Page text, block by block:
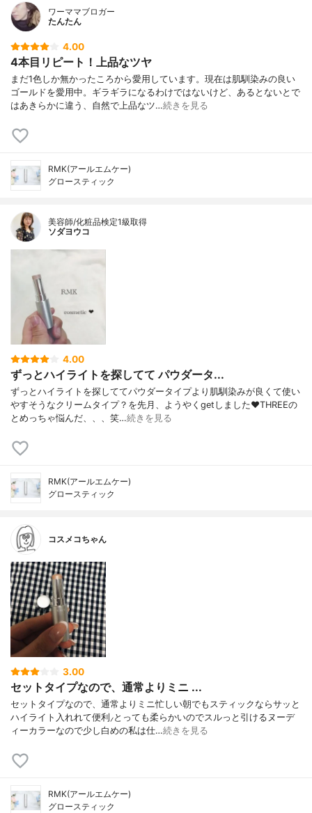
ワーママブロガー
たんたん
4.00
4本目リピート！上品なツヤ
まだ1色しか無かったころから愛用しています。現在は肌馴染みの良い
ゴールドを愛用中。ギラギラになるわけではないけど、あるとないとで
はあきらかに違う、自然で上品なツ…続きを見る
RMK(アールエムケー)
グロースティック
美容師/化粧品検定1級取得
ソダヨウコ
4.00
ずっとハイライトを探してて パウダータ...
ずっとハイライトを探しててパウダータイプより肌馴染みが良くて使い
やすそうなクリームタイプ？を先月、ようやくgetしました❤︎THREEの
とめっちゃ悩んだ、、、笑…続きを見る
RMK(アールエムケー)
グロースティック
コスメコちゃん
3.00
セットタイプなので、通常よりミニ ...
セットタイプなので、通常よりミニ忙しい朝でもスティックならサッと
ハイライト入れれて便利⸝とっても柔らかいのでスルっと引けるヌーデ
ィーカラーなので少し白めの私は仕…続きを見る
RMK(アールエムケー)
グロースティック